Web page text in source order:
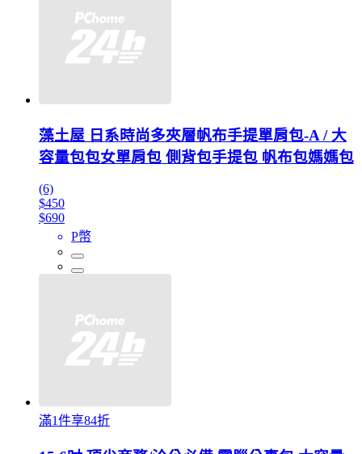
藻土屋 日系時尚多夾層帆布手提單肩包-A / 大
容量包包女單肩包 側背包手提包 帆布包媽媽包
(6)
$450
$690
P幣
滿1件享84折